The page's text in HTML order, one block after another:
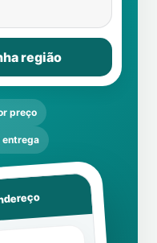
região
preço
entrega